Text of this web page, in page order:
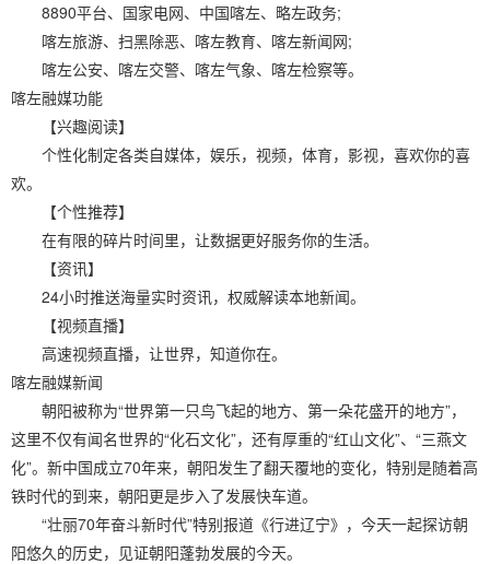
8890平台、国家电网、中国喀左、略左政务;
喀左旅游、扫黑除恶、喀左教育、喀左新闻网;
喀左公安、喀左交警、喀左气象、喀左检察等。
喀左融媒功能
【兴趣阅读】
个性化制定各类自媒体，娱乐，视频，体育，影视，喜欢你的喜
欢。
【个性推荐】
在有限的碎片时间里，让数据更好服务你的生活。
【资讯】
24小时推送海量实时资讯，权威解读本地新闻。
【视频直播】
高速视频直播，让世界，知道你在。
喀左融媒新闻
朝阳被称为“世界第一只鸟飞起的地方、第一朵花盛开的地方”，
这里不仅有闻名世界的“化石文化”，还有厚重的“红山文化”、“三燕文
化”。新中国成立70年来，朝阳发生了翻天覆地的变化，特别是随着高
铁时代的到来，朝阳更是步入了发展快车道。
“壮丽70年奋斗新时代”特别报道《行进辽宁》，今天一起探访朝
阳悠久的历史，见证朝阳蓬勃发展的今天。